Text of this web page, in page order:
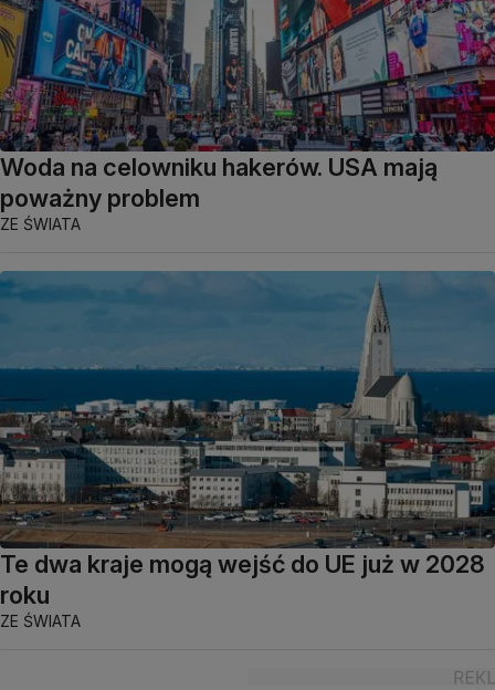
Woda na celowniku hakerów. USA mają
poważny problem
ZE ŚWIATA
Te dwa kraje mogą wejść do UE już w 2028
roku
ZE ŚWIATA